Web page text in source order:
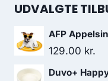
UDVALGTE
AFP
129.00 kr.
Duvo+